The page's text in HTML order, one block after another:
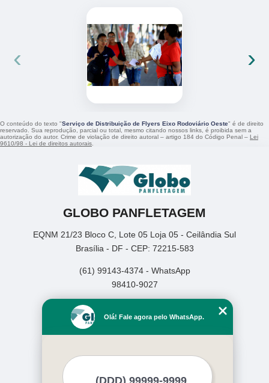
‹ ›
O conteúdo do texto "Serviço de Distribuição de Flyers Eixo Rodoviário Oeste" é de direito
reservado. Sua reprodução, parcial ou total, mesmo citando nossos links, é proibida sem a
autorização do autor. Crime de violação de direito autoral – artigo 184 do Código Penal – Lei
9610/98 - Lei de direitos autorais
GLOBO PANFLETAGEM
EQNM 21/23 Bloco C, Lote 05 Loja 05 - Ceilândia Sul
Brasília - DF - CEP: 72215-583
(61) 99143-4374 - WhatsApp
98410-9027
Empresa
Missão
Mapa do site
Olá! Fale agora pelo WhatsApp.